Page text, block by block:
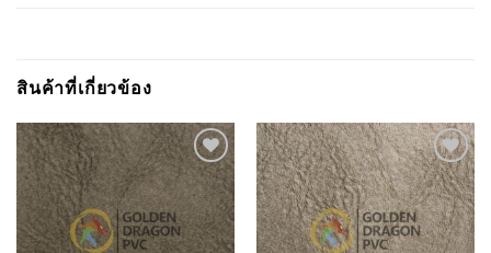
สินค้าที่เกี่ยวข้อง
Add to
Wishlist
Add to
Wishlist